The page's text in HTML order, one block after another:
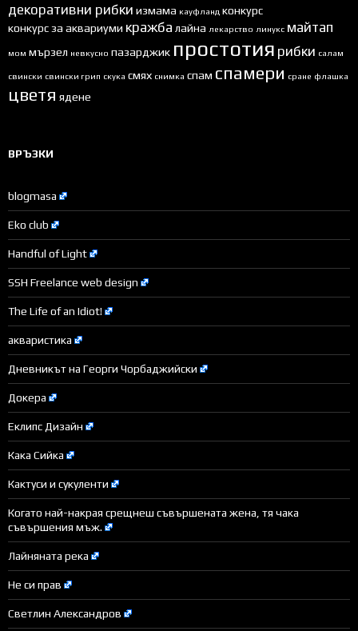
декоративни рибки измама кауфланд конкурс
конкурс за аквариуми кражба лайна лекарство линукс майтап
мом мързел невкусно пазарджик простотия рибки салам
свински свински грип скука смях снимка спам спамери сране флашка
цветя ядене
ВРЪЗКИ
blogmasa
Eko club
Handful of Light
SSH Freelance web design
The Life of an Idiot!
акваристика
Дневникът на Георги Чорбаджийски
Докера
Еклипс Дизайн
Кака Сийка
Кактуси и сукуленти
Когато най-накрая срещнеш съвършената жена, тя чака
съвършения мъж.
Лайняната река
Не си прав
Светлин Александров